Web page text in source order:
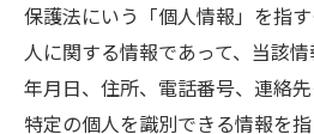
保護法にいう「個人情報」を指
人に関する情報であって、当該
年月日、住所、電話番号、連絡
特定の個人を識別できる情報を指